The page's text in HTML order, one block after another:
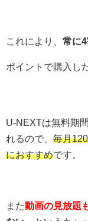
これにより、 常に
ポイントで購入し
U-NEXTは無料期
れるので、 毎月
におすすめです。
また動画の見放題